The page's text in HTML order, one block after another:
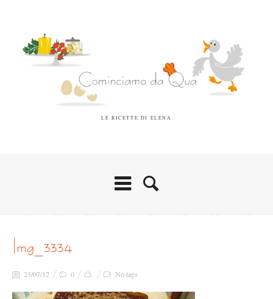
LE RICETTE DI ELENA
img_3334
23/07/12 0 No tags